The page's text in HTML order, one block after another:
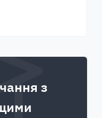
з